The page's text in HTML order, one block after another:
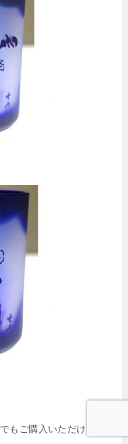
でもご購入いただけます